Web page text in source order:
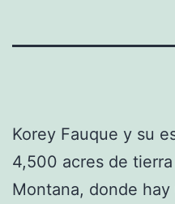
Korey Fauque y su
4,500 acres de
Montana, donde